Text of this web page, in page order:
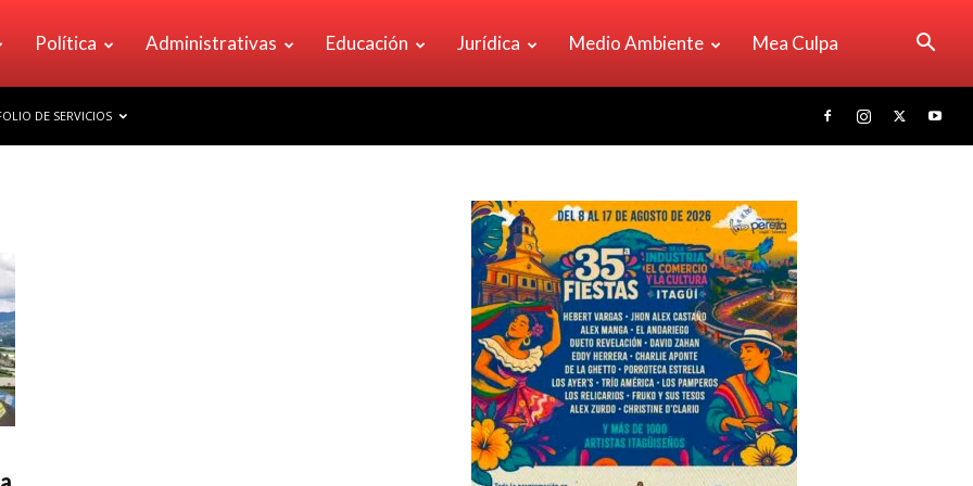
Política Administrativas Educación Jurídica Medio Ambiente Mea Culpa
DE SERVICIOS